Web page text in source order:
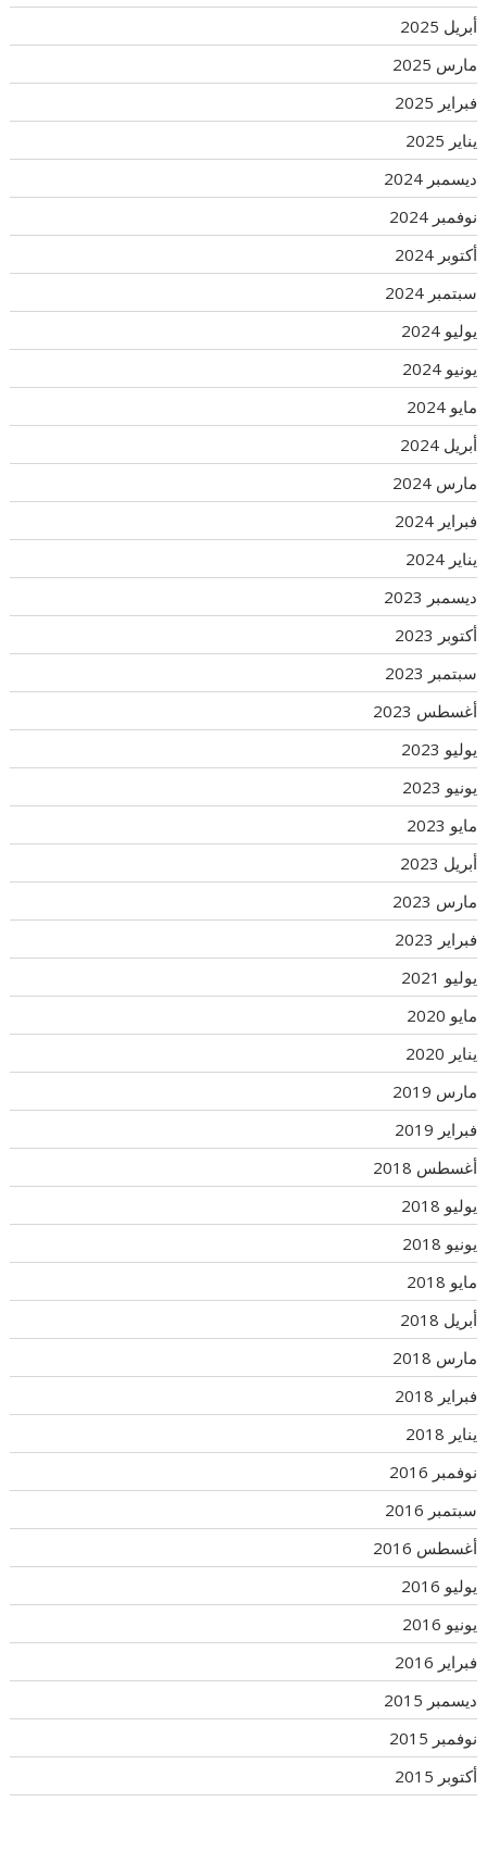
أبريل 2025
مارس 2025
فبراير 2025
يناير 2025
ديسمبر 2024
نوفمبر 2024
أكتوبر 2024
سبتمبر 2024
يوليو 2024
يونيو 2024
مايو 2024
أبريل 2024
مارس 2024
فبراير 2024
يناير 2024
ديسمبر 2023
أكتوبر 2023
سبتمبر 2023
أغسطس 2023
يوليو 2023
يونيو 2023
مايو 2023
أبريل 2023
مارس 2023
فبراير 2023
يوليو 2021
مايو 2020
يناير 2020
مارس 2019
فبراير 2019
أغسطس 2018
يوليو 2018
يونيو 2018
مايو 2018
أبريل 2018
مارس 2018
فبراير 2018
يناير 2018
نوفمبر 2016
سبتمبر 2016
أغسطس 2016
يوليو 2016
يونيو 2016
فبراير 2016
ديسمبر 2015
نوفمبر 2015
أكتوبر 2015